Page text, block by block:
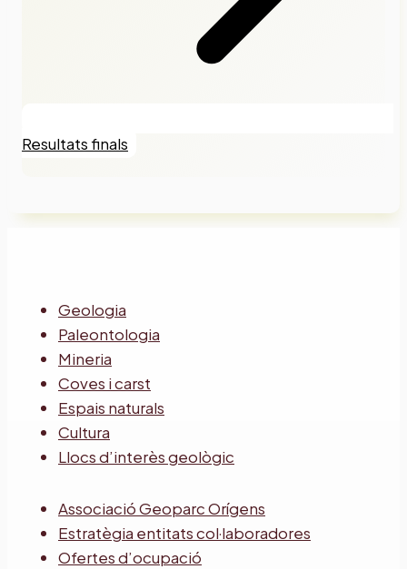
Resultats finals
Geologia
Paleontologia
Mineria
Coves i carst
Espais naturals
Cultura
Llocs d’interès geològic
Associació Geoparc Orígens
Estratègia entitats col·laboradores
Ofertes d’ocupació